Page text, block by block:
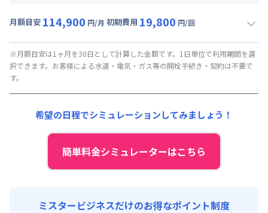
月額目安 114,900 円/月 初期費用 19,800 円/回
月額賃料目安(30日利用)
賃料 : 87,000円/月 (2,900円/日)
光熱費他 :
その他費用 :
火災保険料: 1,500円/月
事務手数料 : 10,000円/回 (税抜)
※月額目安は1ヶ月を30日として計算した金額です。1日単位で利用期間を選
択できます。お客様による水道・電気・ガス等の開栓手続き・契約は不要で
す。
希望の日程でシミュレーションしてみましょう！
簡単料金シミュレーターはこちら
ミスタービジネスだけのお得なポイント制度